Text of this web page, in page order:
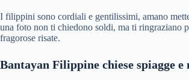
I filippini sono cordiali e gentilissimi, amano
una foto non ti chiedono soldi, ma ti ringraziano
fragorose risate.
Bantayan Filippine chiese spiagge e